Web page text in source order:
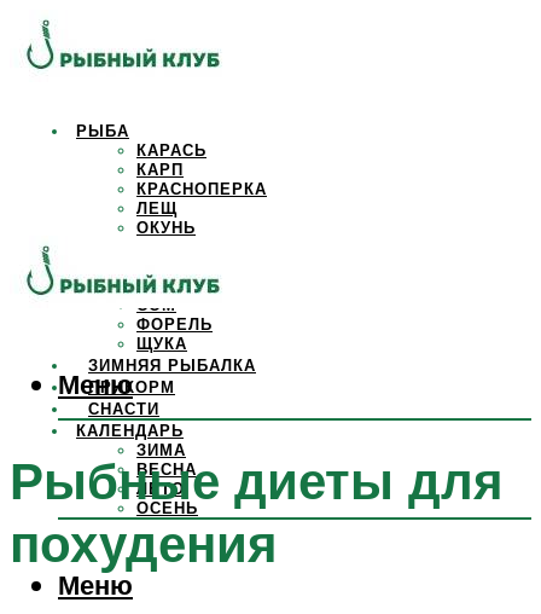
РЫБА
КАРАСЬ
КАРП
КРАСНОПЕРКА
ЛЕЩ
ОКУНЬ
САЗАН
СОМ
ФОРЕЛЬ
ЩУКА
ЗИМНЯЯ РЫБАЛКА
ПРИКОРМ
СНАСТИ
КАЛЕНДАРЬ
ЗИМА
ВЕСНА
ЛЕТО
ОСЕНЬ
Меню
Меню
Рыбные диеты для
похудения